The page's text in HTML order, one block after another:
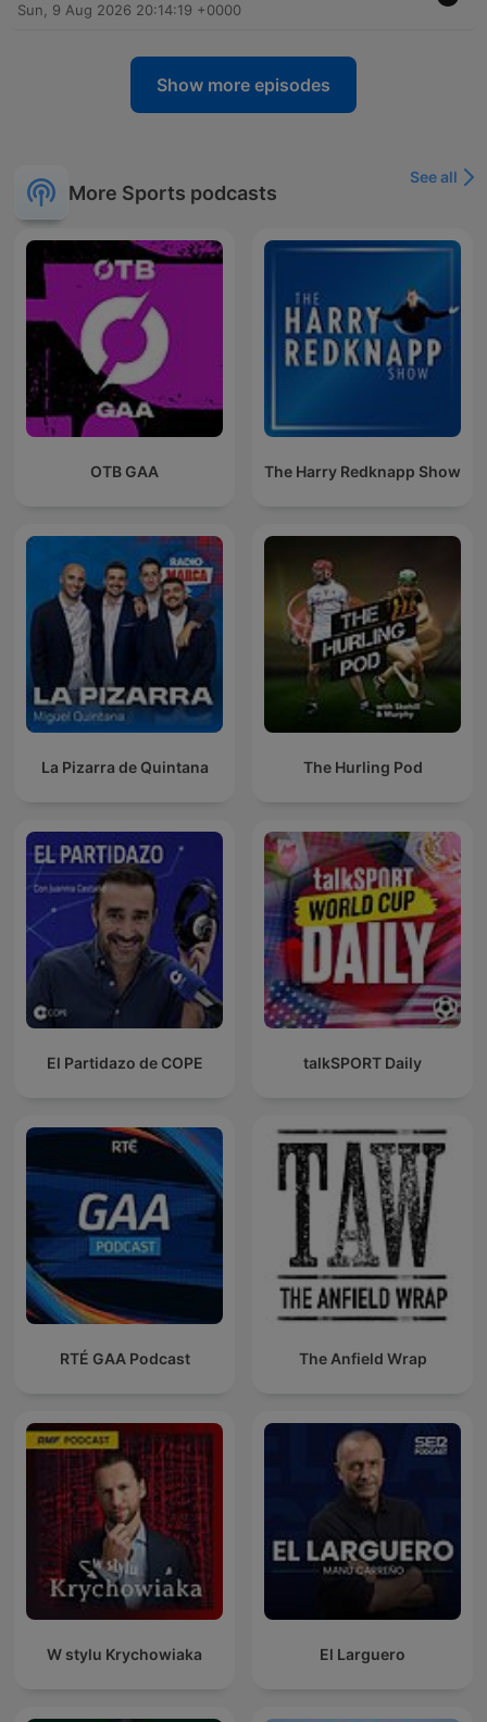
Sun, 9 Aug 2026 20:14:19 +0000
Show more episodes
More Sports podcasts
See all
OTB GAA The Harry Redknapp Show
La Pizarra de Quintana The Hurling Pod
El Partidazo de COPE talkSPORT Daily
RTÉ GAA Podcast The Anfield Wrap
W stylu Krychowiaka El Larguero